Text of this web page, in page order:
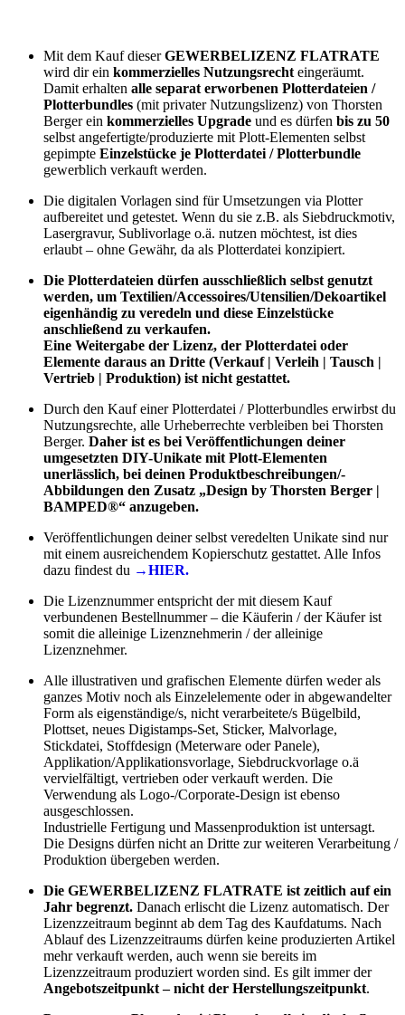
Mit dem Kauf dieserGEWERBELIZENZ FLATRATE
wird dir ein kommerzielles Nutzungsrecht eingeräumt.
Damit erhalten alle separat erworbenen Plotterdateien /
Plotterbundles (mit privater Nutzungslizenz) von Thorsten
Berger ein kommerzielles Upgrade und es dürfen bis zu 50
selbst angefertigte/produzierte mit Plott-Elementen selbst
gepimpte Einzelstücke je Plotterdatei / Plotterbundle
gewerblich verkauft werden.
Die digitalen Vorlagen sind für Umsetzungen via Plotter
aufbereitet und getestet. Wenn du sie z.B. als Siebdruckmotiv,
Lasergravur, Sublivorlage o.ä. nutzen möchtest, ist dies
erlaubt – ohne Gewähr, da als Plotterdatei konzipiert.
Die Plotterdateien dürfen ausschließlich selbst genutzt
werden, um Textilien/Accessoires/Utensilien/Dekoartikel
eigenhändig zu veredeln und diese Einzelstücke
anschließend zu verkaufen.
Eine Weitergabe der Lizenz, der Plotterdatei oder
Elemente daraus an Dritte (Verkauf | Verleih | Tausch |
Vertrieb | Produktion) ist nicht gestattet.
Durch den Kauf einer Plotterdatei / Plotterbundles erwirbst du
Nutzungsrechte, alle Urheberrechte verbleiben bei Thorsten
Berger. Daher ist es bei Veröffentlichungen deiner
umgesetzten DIY-Unikate mit Plott-Elementen
unerlässlich, bei deinen Produktbeschreibungen/-
Abbildungen den Zusatz „Design by Thorsten Berger |
BAMPED®“ anzugeben.
Veröffentlichungen deiner selbst veredelten Unikate sind nur
mit einem ausreichendem Kopierschutz gestattet. Alle Infos
dazu findest du →HIER.
Die Lizenznummer entspricht der mit diesem Kauf
verbundenen Bestellnummer – die Käuferin / der Käufer ist
somit die alleinige Lizenznehmerin / der alleinige
Lizenznehmer.
Alle illustrativen und grafischen Elemente dürfen weder als
ganzes Motiv noch als Einzelelemente oder in abgewandelter
Form als eigenständige/s, nicht verarbeitete/s Bügelbild,
Plottset, neues Digistamps-Set, Sticker, Malvorlage,
Stickdatei, Stoffdesign (Meterware oder Panele),
Applikation/Applikationsvorlage, Siebdruckvorlage o.ä
vervielfältigt, vertrieben oder verkauft werden. Die
Verwendung als Logo-/Corporate-Design ist ebenso
ausgeschlossen.
Industrielle Fertigung und Massenproduktion ist untersagt.
Die Designs dürfen nicht an Dritte zur weiteren Verarbeitung /
Produktion übergeben werden.
Die GEWERBELIZENZ FLATRATE ist zeitlich auf ein
Jahr begrenzt. Danach erlischt die Lizenz automatisch. Der
Lizenzzeitraum beginnt ab dem Tag des Kaufdatums. Nach
Ablauf des Lizenzzeitraums dürfen keine produzierten Artikel
mehr verkauft werden, auch wenn sie bereits im
Lizenzzeitraum produziert worden sind. Es gilt immer der
Angebotszeitpunkt – nicht der Herstellungszeitpunkt.